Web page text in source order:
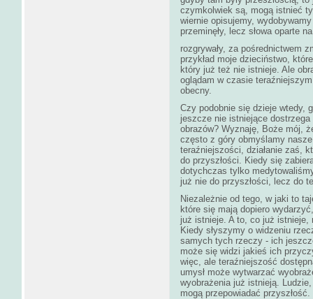
czymkolwiek są, mogą istnieć
wiernie opisujemy,
przeminęły, lecz słowa oparte
rozgrywały, za pośrednictwem
przykład moje dzieciństwo,
który już też nie istnieje. Ale
oglądam w czasie
obecny.
Czy podobnie się dzieje wtedy,
jeszcze nie istniejące
obrazów? Wyznaję, Boże mój,
często z góry obmyślamy
teraźniejszości, działanie zaś,
do przyszłości. Kiedy się
dotychczas tylko
już nie do przyszłości, lecz do
Niezależnie od tego, w jaki to
które się mają dopiero
już istnieje. A to, co już
Kiedy słyszymy o widzeniu
samych tych rzeczy - ich
może się widzi jakieś ich
więc, ale teraźniejszość
umysł może wytwarzać
wyobrażenia już istnieją.
mogą przepowiadać przyszłość.